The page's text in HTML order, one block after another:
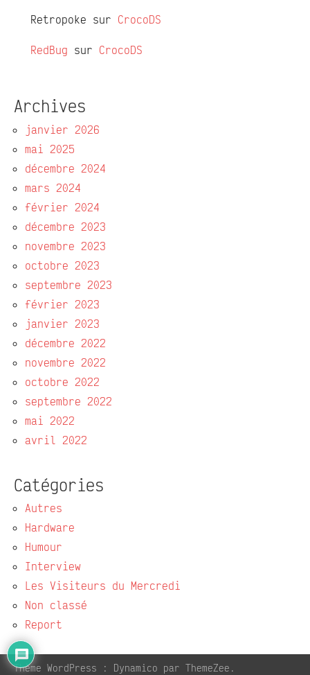
Retropoke sur CrocoDS
RedBug sur CrocoDS
Archives
janvier 2026
mai 2025
décembre 2024
mars 2024
février 2024
décembre 2023
novembre 2023
octobre 2023
septembre 2023
février 2023
janvier 2023
décembre 2022
novembre 2022
octobre 2022
septembre 2022
mai 2022
avril 2022
Catégories
Autres
Hardware
Humour
Interview
Les Visiteurs du Mercredi
Non classé
Report
Thème WordPress : Dynamico par ThemeZee.